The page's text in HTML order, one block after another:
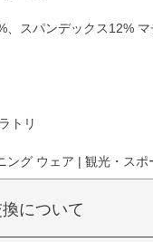
、スパンデックス12%
トリ
ング ウェア | 観光・ス
について